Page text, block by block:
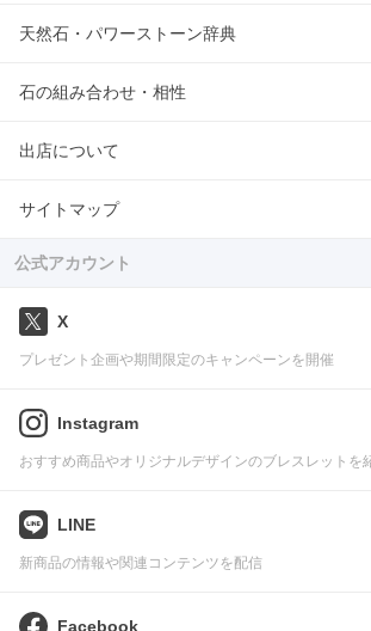
天然石・パワーストーン辞典
石の組み合わせ・相性
出店について
サイトマップ
公式アカウント
X
プレゼント企画や期間限定のキャンペーンを開催
Instagram
おすすめ商品やオリジナルデザインのブレスレットを
LINE
新商品の情報や関連コンテンツを配信
Facebook